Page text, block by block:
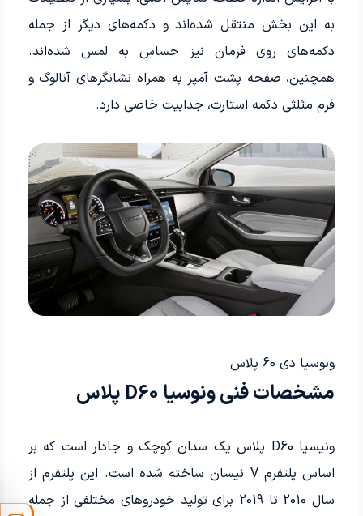
به این بخش منتقل شده‌اند و دکمه‌های دیگر از جمله
دکمه‌های روی فرمان نیز حساس به لمس شده‌اند.
همچنین، صفحه پشت آمپر به همراه نشانگرهای آنالوگ و
فرم مثلثی دکمه استارت، جذابیت خاصی دارد.
ونوسیا دی 60 پلاس
مشخصات فنی ونوسیا D60 پلاس
ونیسیا D60 پلاس یک سدان کوچک و جادار است که بر
اساس پلتفرم V نیسان ساخته شده است. این پلتفرم از
سال 2010 تا 2019 برای تولید خودروهای مختلفی از جمله